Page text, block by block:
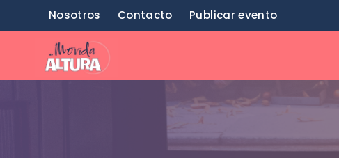
Nosotros Contacto Publicar evento